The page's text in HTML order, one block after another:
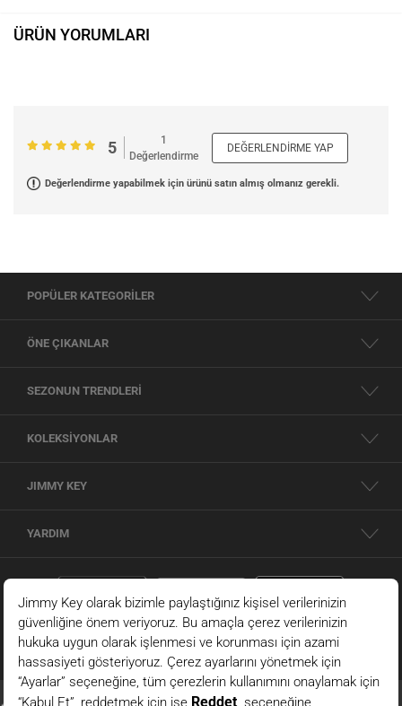
ÜRÜN YORUMLARI
5
1
Değerlendirme
DEĞERLENDIRME YAP
Değerlendirme yapabilmek için ürünü satın almış olmanız gerekli.
POPÜLER KATEGORİLER
ÖNE ÇIKANLAR
SEZONUN TRENDLERİ
KOLEKSİYONLAR
JIMMY KEY
YARDIM